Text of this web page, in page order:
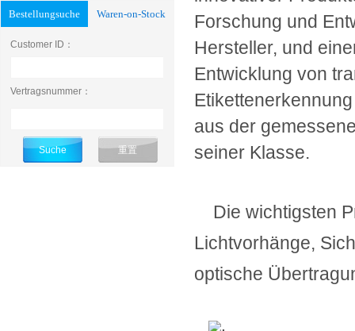
Bestellungsuche Waren-on-Stock
Customer ID：
Vertragsnummer：
Forschung und
Hersteller, und
Entwicklung von
aus der
seiner Klasse.
Die wichtigsten
Lichtvorhänge,
optische